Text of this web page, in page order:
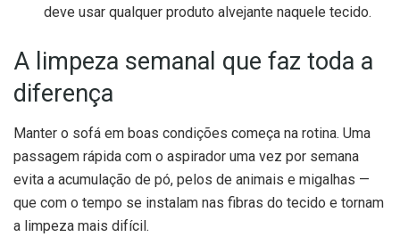
deve usar qualquer produto alvejante naquele tecido.
A limpeza semanal que faz toda a
diferença
Manter o sofá em boas condições começa na rotina. Uma
passagem rápida com o aspirador uma vez por semana
evita a acumulação de pó, pelos de animais e migalhas —
que com o tempo se instalam nas fibras do tecido e tornam
a limpeza mais difícil.